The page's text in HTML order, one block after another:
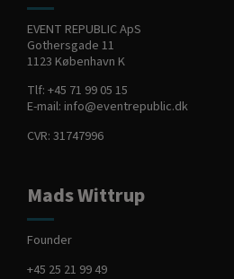
EVENT REPUBLIC ApS
Gothersgade 11
1123 København K
Tlf:+45 71 99 05 15
E-mail: info@eventrepublic.dk
CVR: 31747996
Mads Wittrup
Founder
+45 25 21 99 49